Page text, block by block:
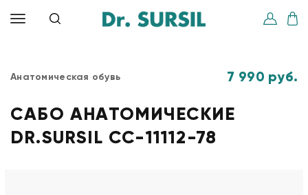
Анатомическая обувь 7 990 руб.
САБО АНАТОМИЧЕСКИЕ
DR.SURSIL СС-11112-78